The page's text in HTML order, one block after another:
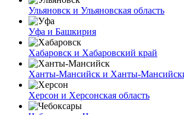
Ульяновск и Ульяновская область
Уфа и Башкирия
Хабаровск и Хабаровский край
Ханты-Мансийск и Ханты-
Херсон и Херсонская область